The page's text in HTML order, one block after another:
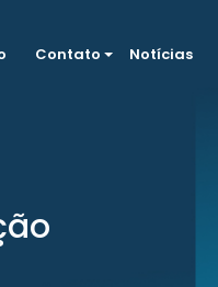
Contato Notícias